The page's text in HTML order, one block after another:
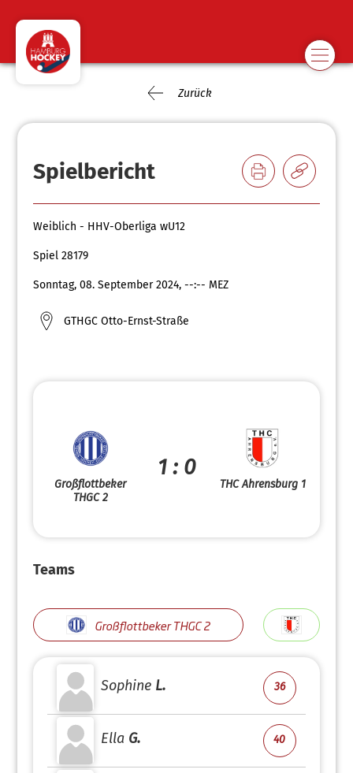
Zurück
Spielbericht
Weiblich - HHV-Oberliga wU12
Spiel 28179
Sonntag, 08. September 2024, --:-- MEZ
GTHGC Otto-Ernst-Straße
Großflottbeker
THGC 2
1 : 0
THC Ahrensburg 1
Teams
Großflottbeker THGC 2
Sophine L. 36
Ella G. 40